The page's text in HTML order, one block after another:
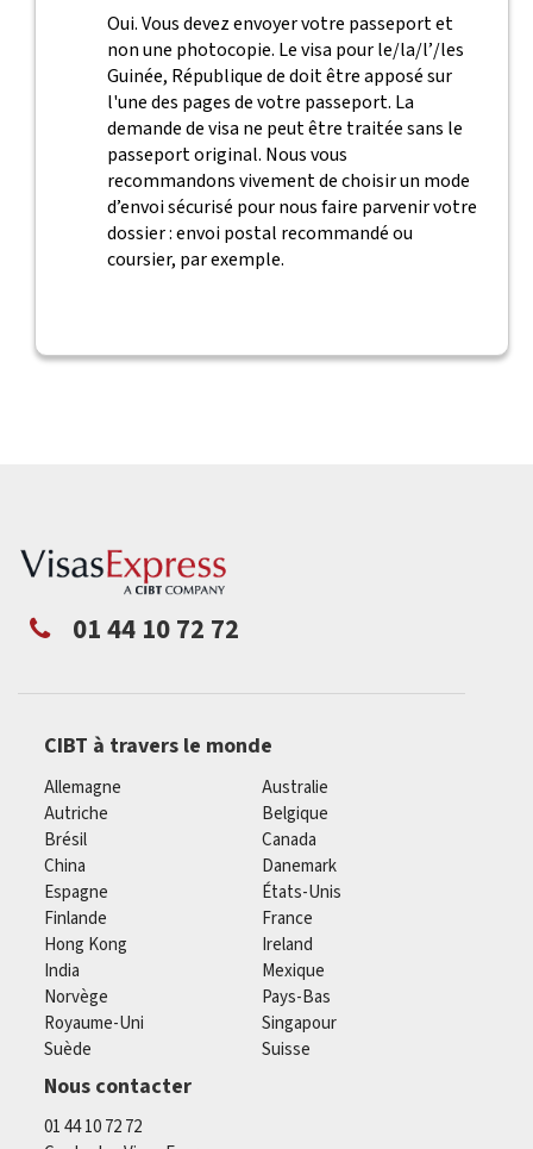
Oui. Vous devez envoyer votre passeport et
non une photocopie. Le visa pour le/la/l’/les
Guinée, République de doit être apposé sur
l'une des pages de votre passeport. La
demande de visa ne peut être traitée sans le
passeport original. Nous vous
recommandons vivement de choisir un mode
d’envoi sécurisé pour nous faire parvenir votre
dossier : envoi postal recommandé ou
coursier, par exemple.
01 44 10 72 72
CIBT à travers le monde
Allemagne
Australie
Autriche
Belgique
Brésil
Canada
China
Danemark
Espagne
États-Unis
Finlande
France
Hong Kong
Ireland
India
Mexique
Norvège
Pays-Bas
Royaume-Uni
Singapour
Suède
Suisse
Nous contacter
01 44 10 72 72